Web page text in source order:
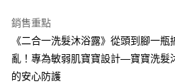
１．透過由恩沛科技股份有限公司提供之
易，需依本服務之必要範圍內提供個人資
權轉讓予恩沛科技股份有限公司。
２．關於個人資料處理事宜，請瀏覽以下
https://aftee.tw/terms/#terms3
３．未成年的使用者請事先徵得法定代理
銷售重點
《二合一洗髮沐浴露》從頭到腳一
亂！專為敏弱肌寶寶設計—寶寶洗髮
的安心防護